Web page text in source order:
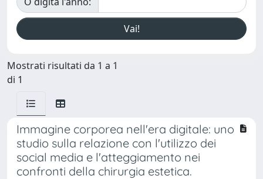
Mostrati risultati da 1 a 1
di 1
Immagine corporea nell'era digitale: uno
studio sulla relazione con l'utilizzo dei
social media e l'atteggiamento nei
confronti della chirurgia estetica.